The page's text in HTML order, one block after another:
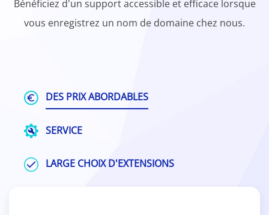
Bénéficiez d'un support accessible et efficace lorsque
vous enregistrez un nom de domaine chez nous.
DES PRIX ABORDABLES
SERVICE
LARGE CHOIX D'EXTENSIONS